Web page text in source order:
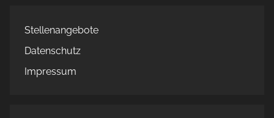
Stellenangebote
Datenschutz
Impressum